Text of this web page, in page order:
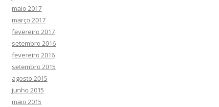
maio 2017
março 2017
fevereiro 2017
setembro 2016
fevereiro 2016
setembro 2015
agosto 2015
junho 2015
maio 2015